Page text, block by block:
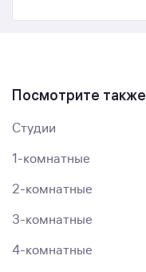
Посмотрите также
Студии
1-комнатные
2-комнатные
3-комнатные
4-комнатные